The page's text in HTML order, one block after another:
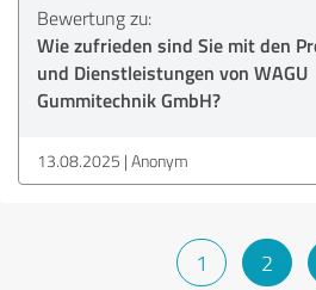
Bewertung zu:
Wie zufrieden sind Sie mit den
und Dienstleistungen von WAGU
Gummitechnik GmbH?
13.08.2025 Anonym
1 2